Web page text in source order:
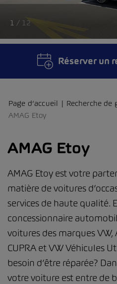
Page d’accueil
Recherche de
AMAG Etoy
AMAG Etoy
AMAG Etoy est votre
matière de voitures
services de haute qualité.
concessionnaire
voitures des marques VW,
CUPRA et VW Véhicules
besoin d’être réparée?
votre voiture est entre de
1 / 12
Réserver un